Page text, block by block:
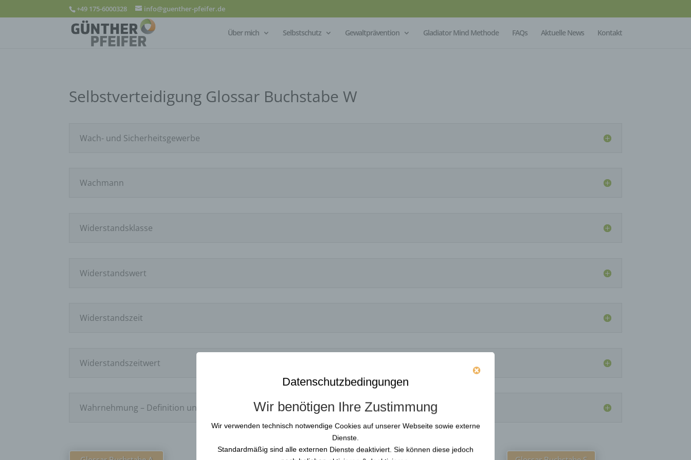
+49 175-6000328 info@guenther-pfeifer.de
Über mich Selbstschutz Gewaltprävention Gladiator Mind Methode FAQs Aktuelle News Kontakt
Selbstverteidigung Glossar Buchstabe W
Wach- und Sicherheitsgewerbe
Wachmann
Widerstandsklasse
Widerstandswert
Widerstandszeit
Widerstandszeitwert
Wahrnehmung – Definition und Bedeutung
Datenschutzbedingungen
Wir benötigen Ihre Zustimmung
Wir verwenden technisch notwendige Cookies auf unserer Webseite sowie externe
Dienste.
Standardmäßig sind alle externen Dienste deaktiviert. Sie können diese jedoch